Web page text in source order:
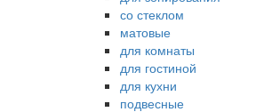
со стеклом
матовые
для комнаты
для гостиной
для кухни
подвесные